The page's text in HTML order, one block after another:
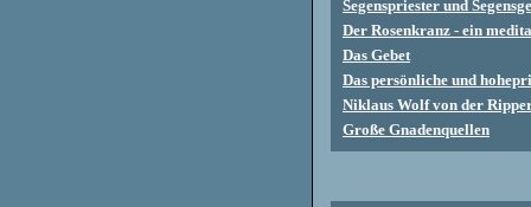
Segenspriester und
Der Rosenkranz - ein
Das Gebet
Das persönliche und
Niklaus Wolf von der
Große Gnadenquellen